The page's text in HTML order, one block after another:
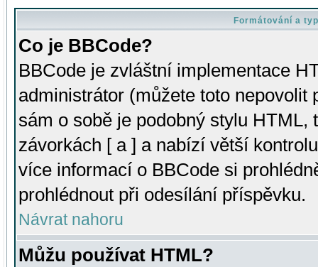
Formátování a
Co je BBCode?
BBCode je zvláštní implementace
administrátor (můžete toto
sám o sobě je podobný stylu HTML,
závorkách [ a ] a nabízí větší
více informací o BBCode si
prohlédnout při odesílání příspěvku.
Návrat nahoru
Můžu používat HTML?